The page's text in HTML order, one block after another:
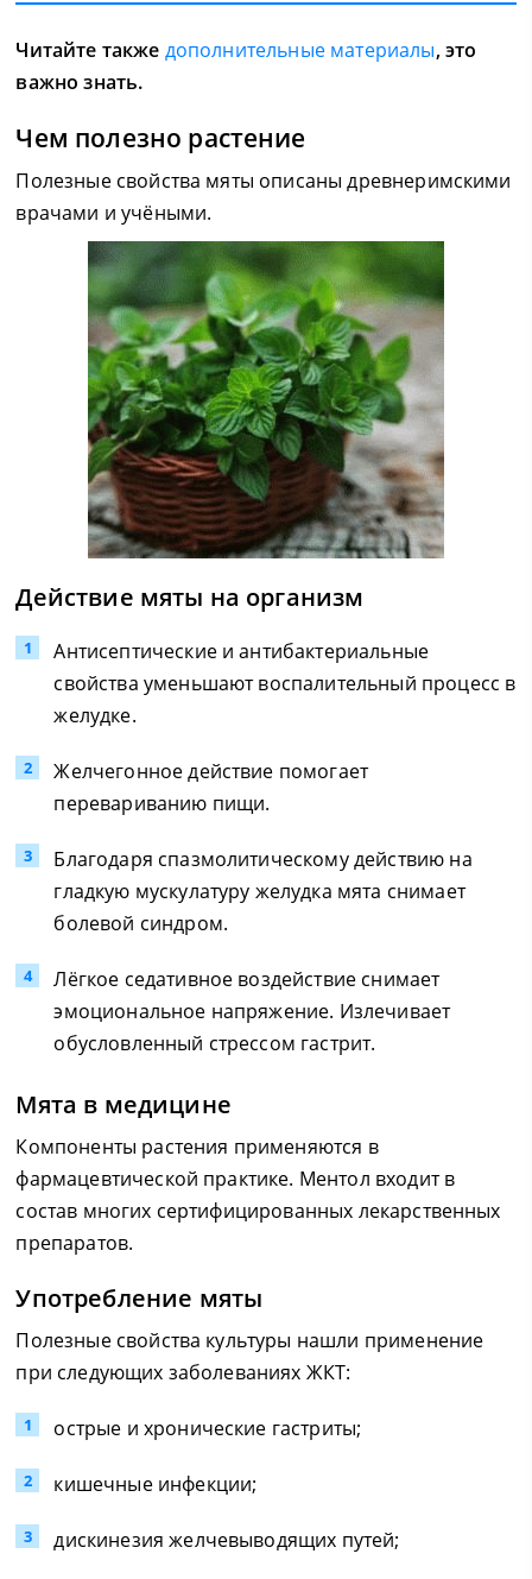
Читайте также дополнительные материалы, это
важно знать.
Чем полезно растение
Полезные свойства мяты описаны древнеримскими
врачами и учёными.
Действие мяты на организм
Антисептические и антибактериальные
свойства уменьшают воспалительный процесс в
желудке.
Желчегонное действие помогает
перевариванию пищи.
Благодаря спазмолитическому действию на
гладкую мускулатуру желудка мята снимает
болевой синдром.
Лёгкое седативное воздействие снимает
эмоциональное напряжение. Излечивает
обусловленный стрессом гастрит.
Мята в медицине
Компоненты растения применяются в
фармацевтической практике. Ментол входит в
состав многих сертифицированных лекарственных
препаратов.
Употребление мяты
Полезные свойства культуры нашли применение
при следующих заболеваниях ЖКТ:
острые и хронические гастриты;
кишечные инфекции;
дискинезия желчевыводящих путей;